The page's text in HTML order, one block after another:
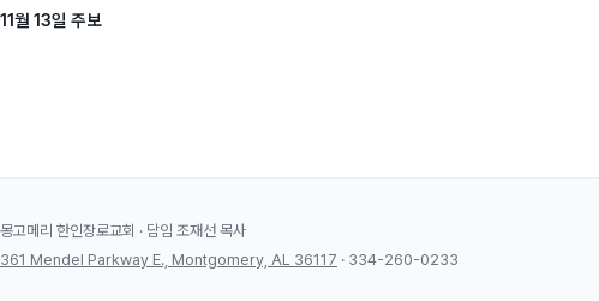
11월 13일 주보
몽고메리 한인장로교회 · 담임 조재선 목사
361 Mendel Parkway E., Montgomery, AL 36117 · 334-260-0233